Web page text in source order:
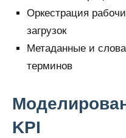
Оркестрация
загрузок
Метаданные и
терминов
KPI